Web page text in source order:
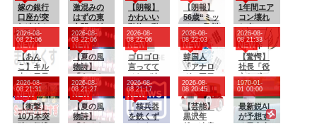
嫁の銀行
口座が突
如凍結さ
れて三菱
UFJ銀行
に問い合
わせ、
「説明で
きない」
と言われ
て警察に
相談しに
いく
激混みの
はずの東
京駅で鍵
が空いて
いるコイ
ンロッカ
ーが散
見、「ラ
ッキー」
と思って
中を確認
してみる
と……
【朗報】
かわいい
動物の動
画がスト
レス・不
安の軽減
になる可
能性。英
大学の研
究で実証
【朗報】
56歳“ミッ
チー”及川
光博、再
婚と妻の
妊娠を発
表‼ その
お相手と
は？
1年間エア
コン壊れ
た車ｖｓ1
年間マニ
ュアル車
【あん
こ】キル
夫は天界
の代理戦
争に巻き
込まれる
ようで
す 第４
NEW
2026-08-
08 22:06
【夏の風
物詩】
「うるさ
い」で消
える?“盆
踊り”存続
の危機
会場数は
NEW
2026-08-
08 22:06
ゴロゴロ
言ってて
それが途
絶える
（眠りに
つく）瞬
間(;´Д｀)ﾊ
ｧﾊｧ【再】
NEW
2026-08-
08 22:06
韓国人
「アナロ
グの国日
本で高級
車を買う
と葬儀屋
さんみた
いになり
NEW
2026-08-
08 22:03
【驚愕】
社長「役
立たずの
中年社員
解雇した
ら若手も
みんな辞
めてしま
NEW
2026-08-
08 21:33
【衝撃】
10万本突
破は伊達
NEW
2026-08-
08 21:31
【夏の風
物詩】
「うるさ
NEW
2026-08-
08 21:27
「核兵器
を鉄くず
にしよ
NEW
2026-08-
08 21:17
【芸能】
黒沢年
雄、冷房
2026-08-
08 20:45
最新鋭AI
が予想す
る日本人
1970-01-
01 00:00